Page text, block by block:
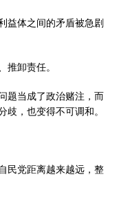
益体之间的矛盾被急剧
卸责任。
题当成了政治赌注，而
，也变得不可调和。
民党距离越来越远，整